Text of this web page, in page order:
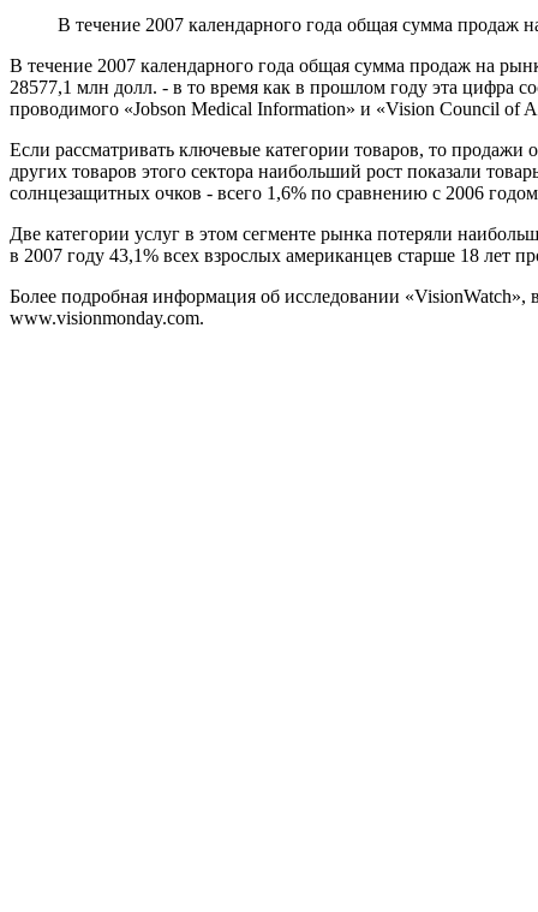
В течение 2007 календарного года общая сумма продаж
В течение 2007 календарного года общая сумма продаж на
28577,1 млн долл. - в то время как в прошлом году эта цифра
проводимого «Jobson Medical Information» и «Vision Council of
Если рассматривать ключевые категории товаров, то продажи
других товаров этого сектора наибольший рост показали
солнцезащитных очков - всего 1,6% по сравнению с 2006
Две категории услуг в этом сегменте рынка потеряли
в 2007 году 43,1% всех взрослых американцев старше 18 лет
Более подробная информация об исследовании
www.visionmonday.com.